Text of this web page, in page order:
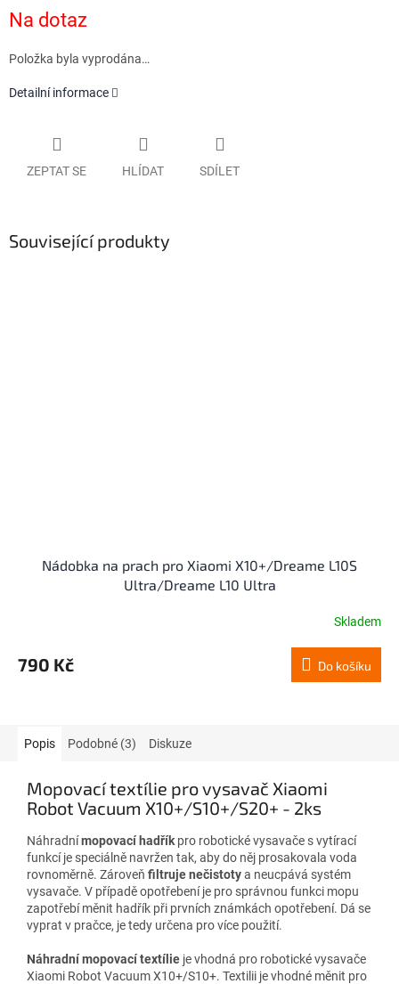
cena:
Na dotaz
Položka byla vyprodána…
Detailní informace
ZEPTAT SE HLÍDAT SDÍLET
Související produkty
Nádobka na prach pro Xiaomi X10+/Dreame L10S
Ultra/Dreame L10 Ultra
Skladem
790 Kč Do košíku
Popis Podobné (3) Diskuze
Mopovací textílie pro vysavač Xiaomi
Robot Vacuum X10+/S10+/S20+ - 2ks
Náhradnímopovací hadřík pro robotické vysavače s vytírací
funkcíje speciálně navržen tak, aby do něj prosakovala voda
rovnoměrně. Zároveň filtruje nečistotya neucpává systém
vysavače. V případě opotřebení je pro správnou funkci mopu
zapotřebí měnit hadřík při prvních známkách opotřebení. Dá se
vyprat v pračce, je tedy určena pro více použití.
Náhradní mopovací textílie je vhodná pro robotické vysavače
Xiaomi Robot Vacuum X10+/S10+. Textilii je vhodné měnit pro